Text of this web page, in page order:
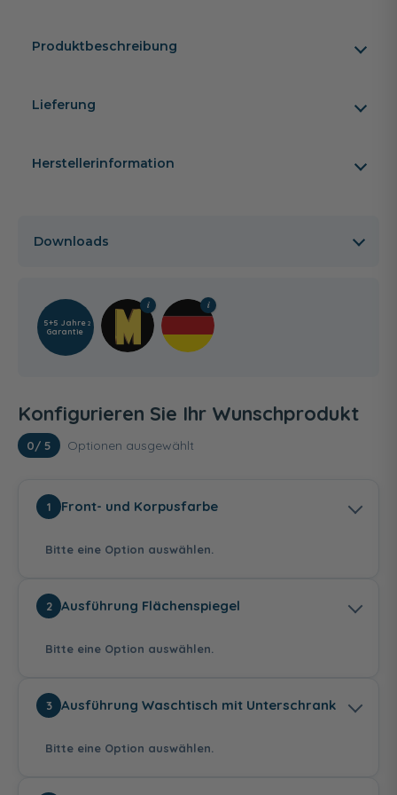
Produktbeschreibung
Lieferung
Herstellerinformation
Downloads
5+5 Jahre
Garantie
2
Konfigurieren Sie Ihr Wunschprodukt
0/ 5 Optionen ausgewählt
1 Front- und Korpusfarbe
Bitte eine Option auswählen.
Weiß Hochglanz
Eiche Dekor
Cashmere
Eiche Dekor
Flanelle
2 Ausführung Flächenspiegel
Bitte eine Option auswählen.
3 Ausführung Waschtisch mit Unterschrank
Bitte eine Option auswählen.